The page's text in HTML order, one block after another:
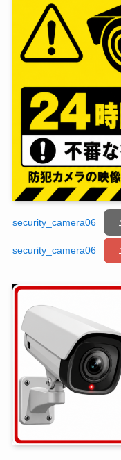
security_camera06
security_camera06